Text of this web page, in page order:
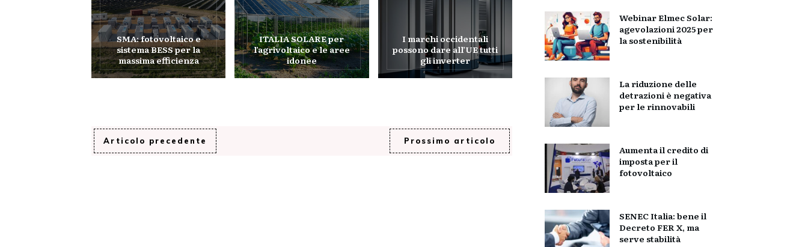
SMA: fotovoltaico e
sistema BESS per la
massima efficienza
ITALIA SOLARE per
l’agrivoltaico e le aree
idonee
I marchi occidentali
possono dare all’UE tutti
gli inverter
Articolo precedente Prossimo articolo
Webinar Elmec Solar:
agevolazioni 2025 per
la sostenibilità
La riduzione delle
detrazioni è negativa
per le rinnovabili
Aumenta il credito di
imposta per il
fotovoltaico
SENEC Italia: bene il
Decreto FER X, ma
serve stabilità